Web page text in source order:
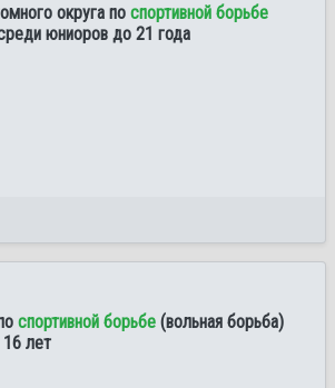
округа по спортивной борьбе
юниоров до 21 года
спортивной борьбе (вольная борьба)
лет